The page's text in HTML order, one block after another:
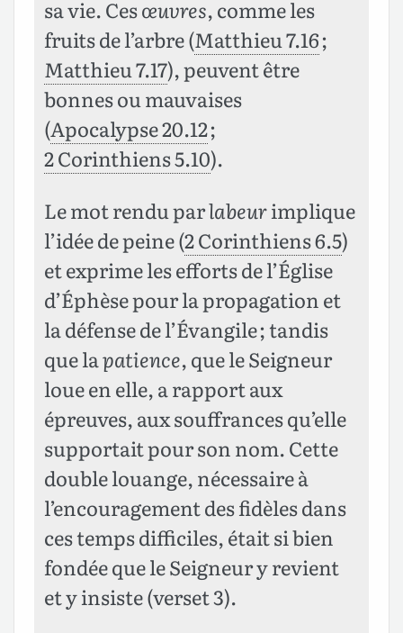
sa vie. Cesœuvres, comme les
fruits de l’arbre (Matthieu 7.16;
Matthieu 7.17), peuvent être
bonnes ou mauvaises
(Apocalypse 20.12;
2 Corinthiens 5.10).
Le mot rendu parlabeurimplique
l’idée de peine (2 Corinthiens 6.5)
et exprime les efforts de l’Église
d’Éphèse pour la propagation et
la défense de l’Évangile ; tandis
que lapatience, que le Seigneur
loue en elle, a rapport aux
épreuves, aux souffrances qu’elle
supportait pour son nom. Cette
double louange, nécessaire à
l’encouragement des fidèles dans
ces temps difficiles, était si bien
fondée que le Seigneur y revient
et y insiste (verset 3).